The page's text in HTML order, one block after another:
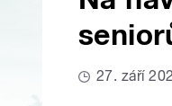
27. září